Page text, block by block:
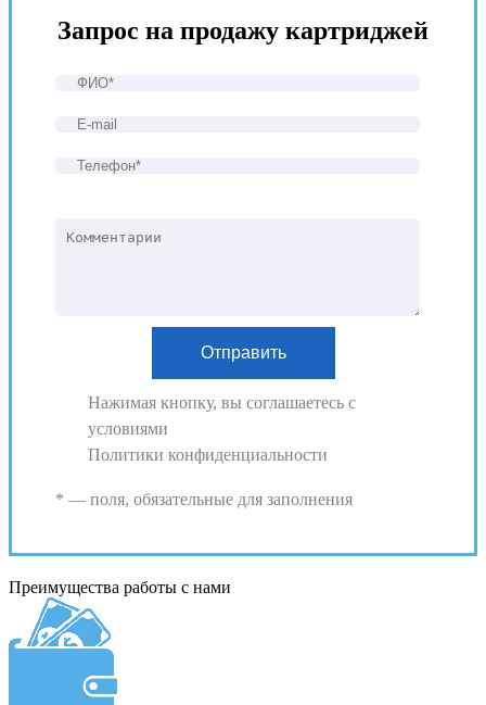
Запрос на продажу картриджей
Нажимая кнопку, вы соглашаетесь с
условиями
Политики конфиденциальности
* — поля, обязательные для заполнения
Преимущества работы с нами